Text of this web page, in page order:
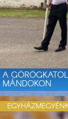
A
MÁNDOKON